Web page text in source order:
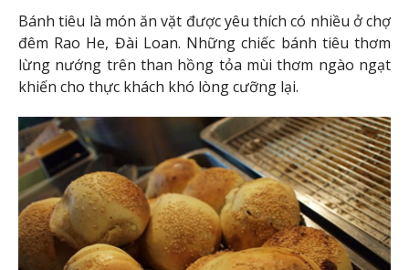
gạo nếp, đậu đỏ và bột đậu phộng. Hiện nay, người
dân Đài Loan còn kết hợp cùng nhiều hương vị khác
như: Mứt dâu, mứt trà xanh, bơ lạc,… tùy theo sở thích
của mình. Hương vị thơm ngon của bánh gạo Mochi
luôn làm hài lòng cả những thực khách khó tính nhất.